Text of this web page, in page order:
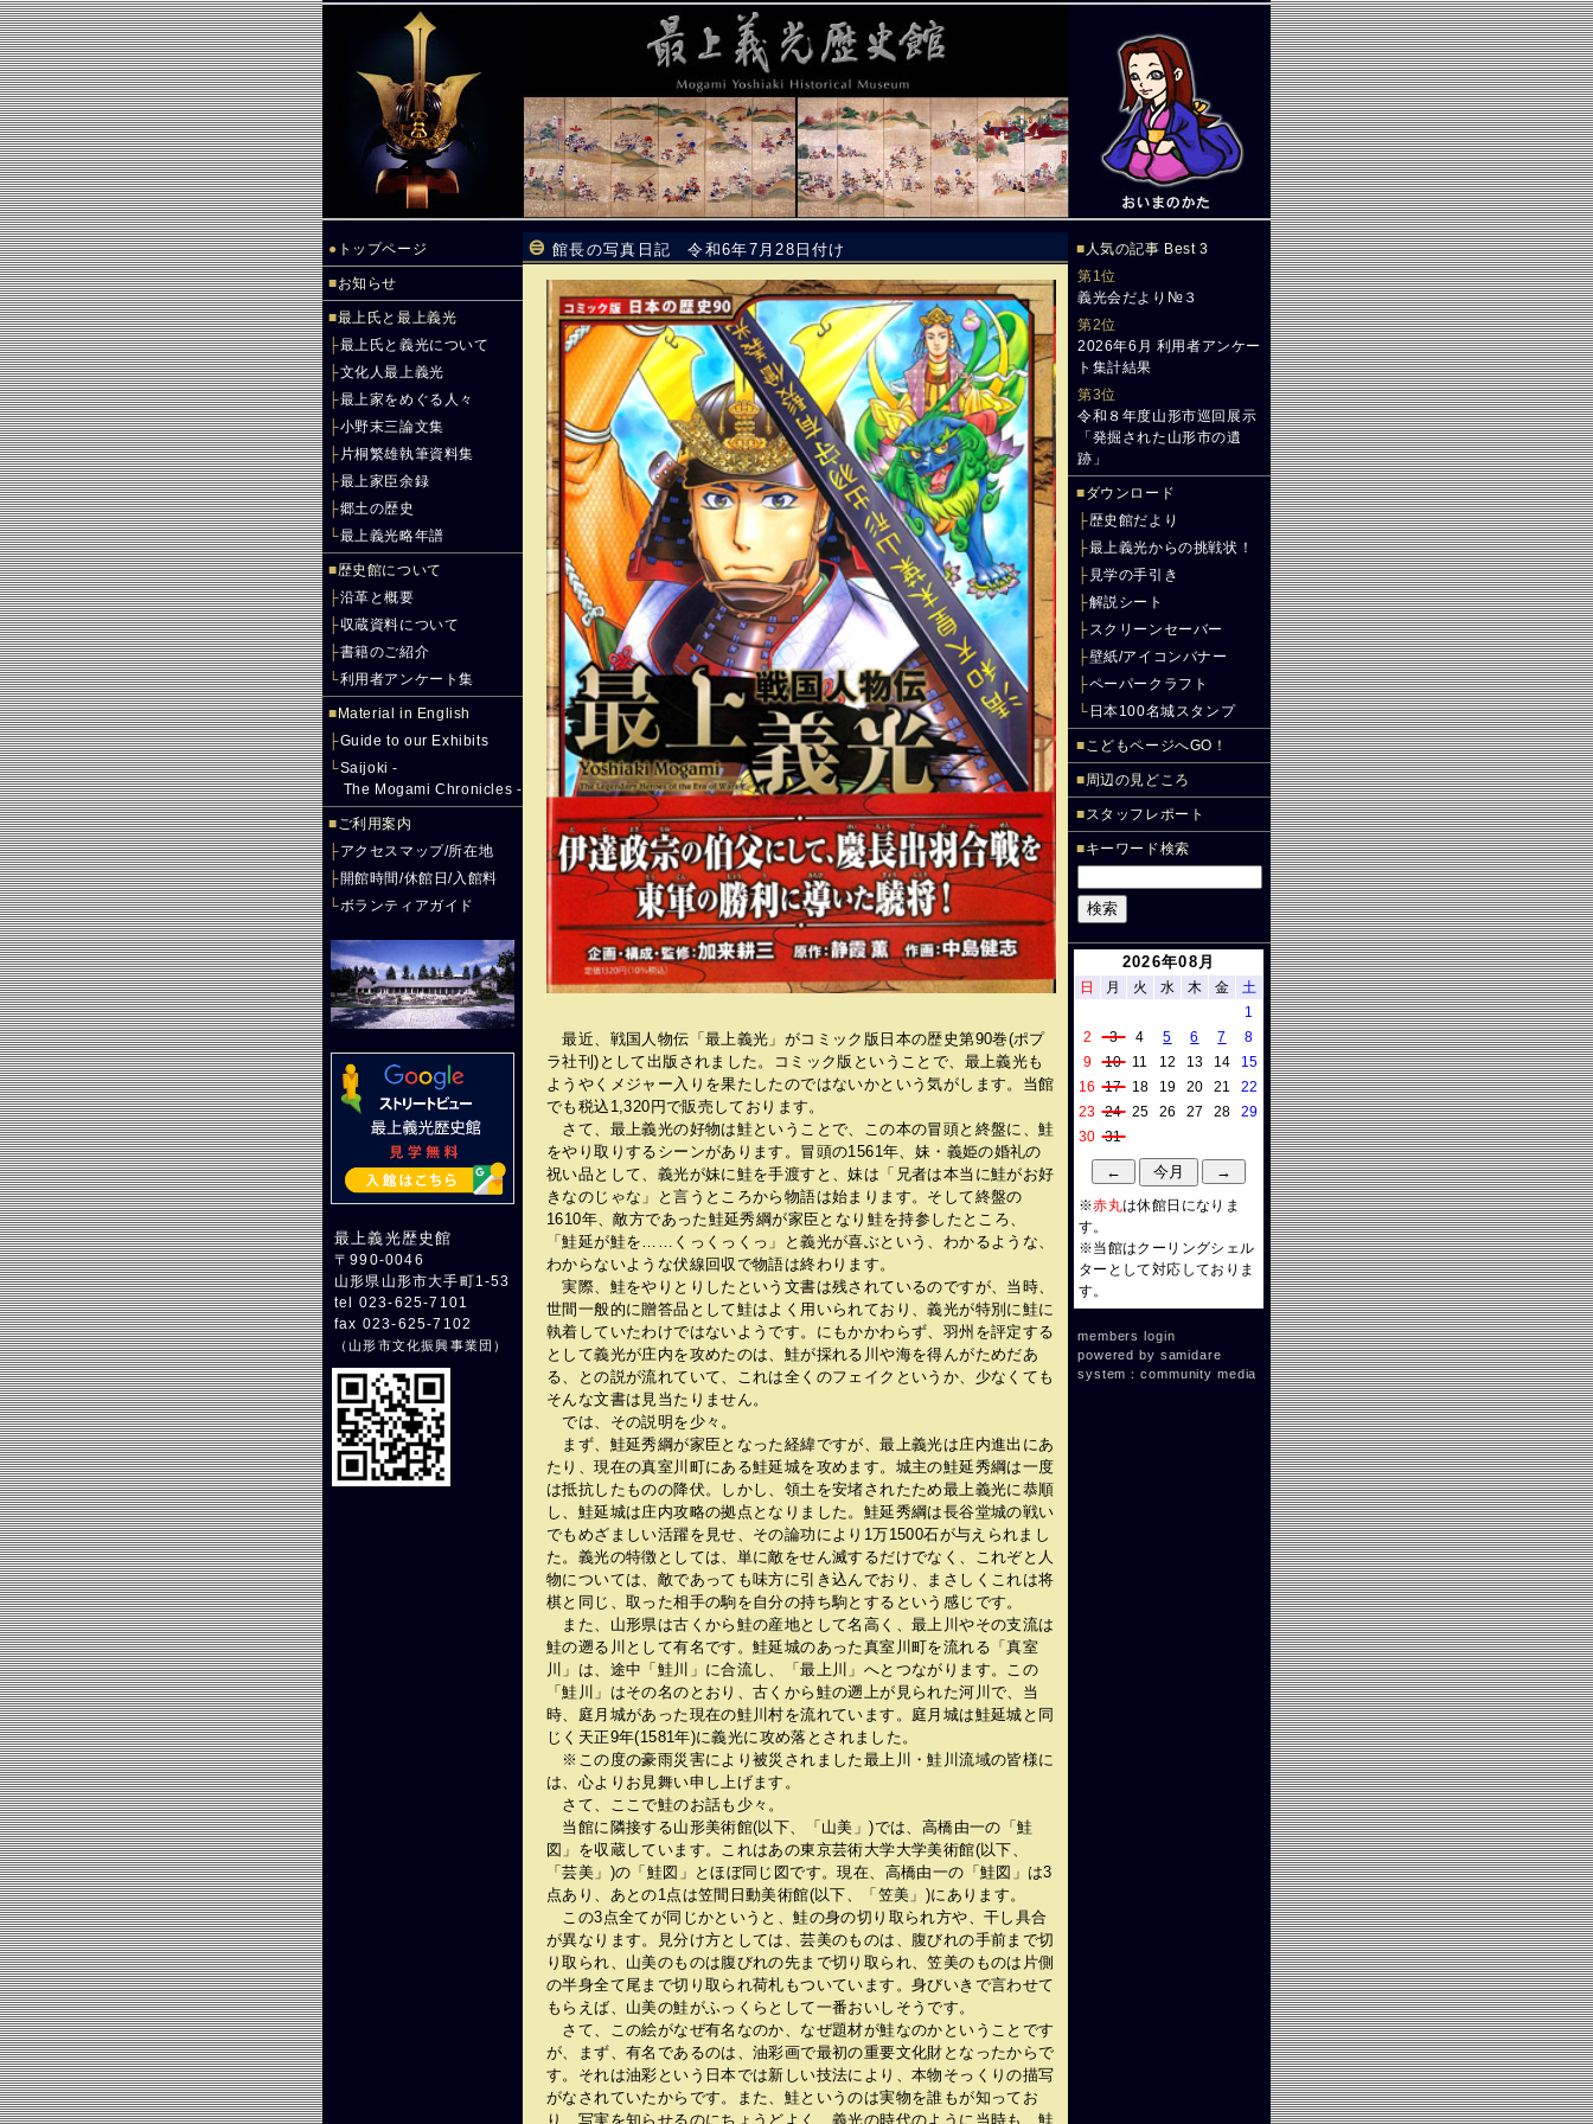
● トップページ
■お知らせ
■最上氏と最上義光
├最上氏と義光について
├文化人最上義光
├最上家をめぐる人々
├小野末三論文集
├ 片桐繁雄執筆資料集
├最上家臣余録
├郷土の歴史
└最上義光略年譜
■歴史館について
├沿革と概要
├収蔵資料について
├書籍のご紹介
└利用者アンケート集
■ Material in English
├Guide to our Exhibits
└Saijoki -
The Mogami Chronicles -
■ご利用案内
├アクセスマップ/所在地
├開館時間/休館日/入館料
└ボランティアガイド
最上義光歴史館
〒990-0046
山形県山形市大手町1-53
tel 023-625-7101
fax 023-625-7102
（山形市文化振興事業団 ）
館長の写真日記 令和6年7月28日付け
最近、戦国人物伝「最上義光」がコミック版日本の歴史第90巻(ポプ
ラ社刊)として出版されました。コミック版ということで、最上義光も
ようやくメジャー入りを果たしたのではないかという気がします。当館
でも税込1,320円で販売しております。
さて、最上義光の好物は鮭ということで、この本の冒頭と終盤に、鮭
をやり取りするシーンがあります。冒頭の1561年、妹・義姫の婚礼の
祝い品として、義光が妹に鮭を手渡すと、妹は「兄者は本当に鮭がお好
きなのじゃな」と言うところから物語は始まります。そして終盤の
1610年、敵方であった鮭延秀綱が家臣となり鮭を持参したところ、
「鮭延が鮭を……くっくっくっ」と義光が喜ぶという、わかるような、
わからないような伏線回収で物語は終わります。
実際、鮭をやりとりしたという文書は残されているのですが、当時、
世間一般的に贈答品として鮭はよく用いられており、義光が特別に鮭に
執着していたわけではないようです。にもかかわらず、羽州を評定する
として義光が庄内を攻めたのは、鮭が採れる川や海を得んがためだあ
る、との説が流れていて、これは全くのフェイクというか、少なくても
そんな文書は見当たりません。
では、その説明を少々。
まず、鮭延秀綱が家臣となった経緯ですが、最上義光は庄内進出にあ
たり、現在の真室川町にある鮭延城を攻めます。城主の鮭延秀綱は一度
は抵抗したものの降伏。しかし、領土を安堵されたため最上義光に恭順
し、鮭延城は庄内攻略の拠点となりました。鮭延秀綱は長谷堂城の戦い
でもめざましい活躍を見せ、その論功により1万1500石が与えられまし
た。義光の特徴としては、単に敵をせん滅するだけでなく、これぞと人
物については、敵であっても味方に引き込んでおり、まさしくこれは将
棋と同じ、取った相手の駒を自分の持ち駒とするという感じです。
また、山形県は古くから鮭の産地として名高く、最上川やその支流は
鮭の遡る川として有名です。鮭延城のあった真室川町を流れる「真室
川」は、途中「鮭川」に合流し、「最上川」へとつながります。この
「鮭川」はその名のとおり、古くから鮭の遡上が見られた河川で、当
時、庭月城があった現在の鮭川村を流れています。庭月城は鮭延城と同
じく天正9年(1581年)に義光に攻め落とされました。
※この度の豪雨災害により被災されました最上川・鮭川流域の皆様に
は、心よりお見舞い申し上げます。
さて、ここで鮭のお話も少々。
当館に隣接する山形美術館(以下、「山美」)では、高橋由一の「鮭
図」を収蔵しています。これはあの東京芸術大学大学美術館(以下、
「芸美」)の「鮭図」とほぼ同じ図です。現在、高橋由一の「鮭図」は3
点あり、あとの1点は笠間日動美術館(以下、「笠美」)にあります。
この3点全てが同じかというと、鮭の身の切り取られ方や、干し具合
が異なります。見分け方としては、芸美のものは、腹びれの手前まで切
り取られ、山美のものは腹びれの先まで切り取られ、笠美のものは片側
の半身全て尾まで切り取られ荷札もついています。身びいきで言わせて
もらえば、山美の鮭がふっくらとして一番おいしそうです。
さて、この絵がなぜ有名なのか、なぜ題材が鮭なのかということです
が、まず、有名であるのは、油彩画で最初の重要文化財となったからで
す。それは油彩という日本では新しい技法により、本物そっくりの描写
がなされていたからです。また、鮭というのは実物を誰もが知ってお
り、写実を知らせるのにちょうどよく、義光の時代のように当時も、鮭
■ 人気の記事 Best 3
第1位
義光会だより№３
第2位
2026年6月 利用者アンケー
ト集計結果
第3位
令和８年度山形市巡回展示
「発掘された山形市の遺
跡」
■ダウンロード
├歴史館だより
├最上義光からの挑戦状！
├ 見学の手引き
├解説シート
├スクリーンセーバー
├壁紙/アイコンバナー
├ペーパークラフト
└ 日本100名城スタンプ
■こどもページへGO！
■周辺の見どころ
■スタッフレポート
■キーワード検索
2026年08月
日 月 火 水 木 金
土
1
2
3 4 5 6 7
8
9
10 11 12 13 14
15
16
17 18 19 20 21
22
23 24 25 26 27 28
29
30 31
※赤丸は休館日になりま
す。
※当館はクーリングシェル
ターとして対応しておりま
す。
members login
powered by samidare
system：community media